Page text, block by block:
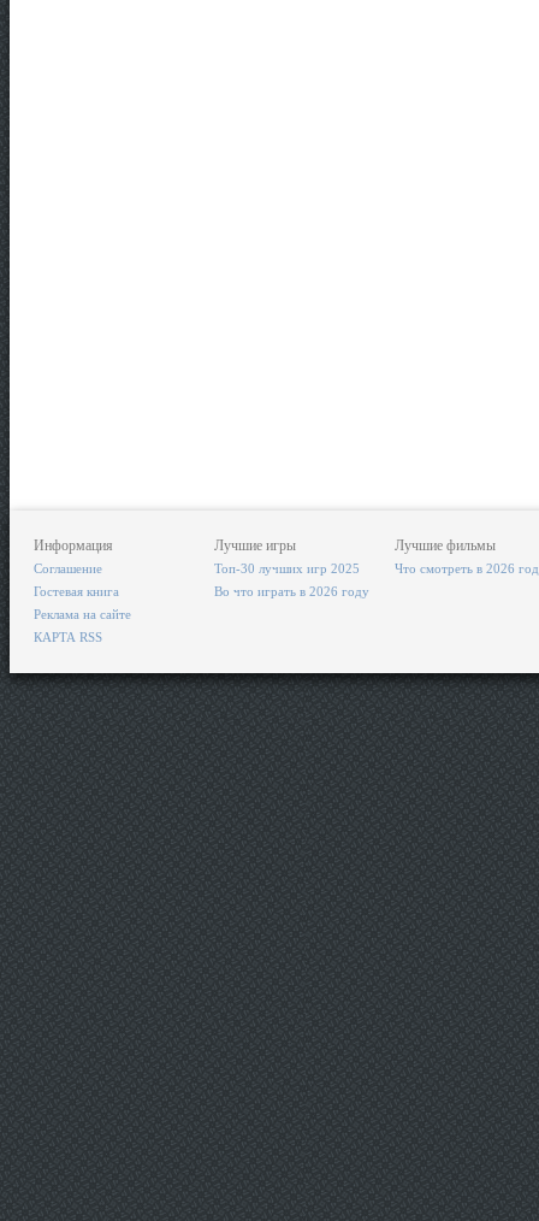
Информация
Соглашение
Гостевая книга
Реклама на сайте
КАРТА RSS
Лучшие игры
Топ-30 лучших игр 2025
Во что играть в 2026 году
Лучшие фильмы
Что смотреть в 2026